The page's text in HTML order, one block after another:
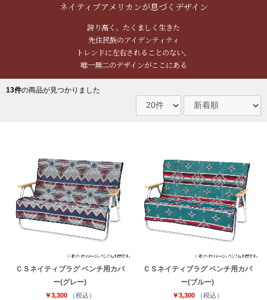
ネイティブアメリカンが息づくデザイン
誇り高く、たくましく生きた
先住民族のアイデンティティ
トレンドに左右されることのない、
唯一無二のデザインがここにある
13件の商品が見つかりました
ＣＳネイティブラグ ベンチ用カバ
ー(グレー)
￥3,300 （税込）
ＣＳネイティブラグ ベンチ用カバ
ー(ブルー)
￥3,300 （税込）